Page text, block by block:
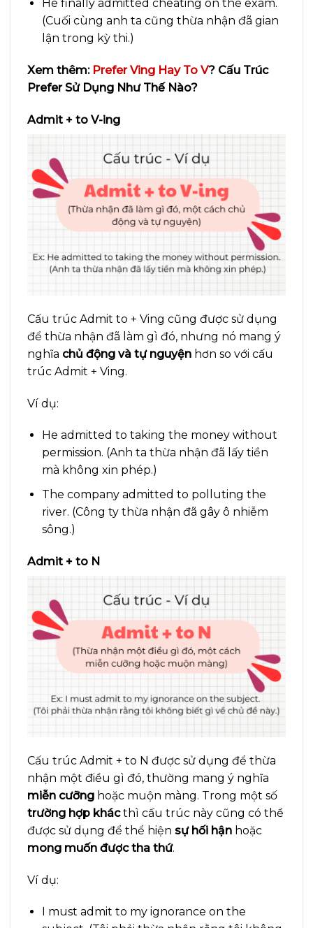
He finally admitted cheating on the exam.
(Cuối cùng anh ta cũng thừa nhận đã gian
lận trong kỳ thi.)
Xem thêm: Prefer Ving Hay To V? Cấu Trúc
Prefer Sử Dụng Như Thế Nào?
Admit + to V-ing
Cấu trúc Admit to + Ving cũng được sử dụng
để thừa nhận đã làm gì đó, nhưng nó mang ý
nghĩa chủ động và tự nguyện hơn so với cấu
trúc Admit + Ving.
Ví dụ:
He admitted to taking the money without
permission. (Anh ta thừa nhận đã lấy tiền
mà không xin phép.)
The company admitted to polluting the
river. (Công ty thừa nhận đã gây ô nhiễm
sông.)
Admit + to N
Cấu trúc Admit + to N được sử dụng để thừa
nhận một điều gì đó, thường mang ý nghĩa
miễn cưỡng hoặc muộn màng. Trong một số
trường hợp khácthì cấu trúc này cũng có thể
được sử dụng để thể hiện sự hối hận hoặc
mong muốn được tha thứ.
Ví dụ:
I must admit to my ignorance on the